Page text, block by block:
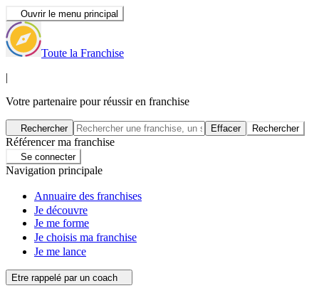
Ouvrir le menu principal
Toute la Franchise
|
Votre partenaire pour réussir en franchise
Rechercher Effacer Rechercher
Référencer ma franchise
Se connecter
Navigation principale
Annuaire des franchises
Je découvre
Je me forme
Je choisis ma franchise
Je me lance
Etre rappelé par un coach